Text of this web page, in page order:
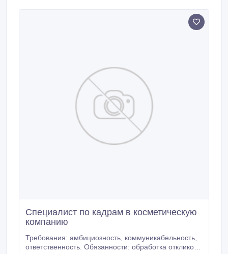
Специалист по кадрам в косметическую
компанию
Требования: aмбициозность, коммуникабельность,
ответственность. Обязанности: обработка откликов,